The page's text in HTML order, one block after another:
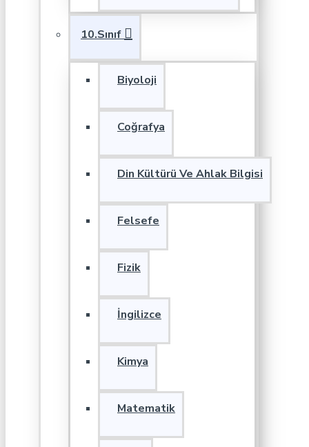
10.Sınıf
Biyoloji
Coğrafya
Din Kültürü Ve Ahlak Bilgisi
Felsefe
Fizik
İngilizce
Kimya
Matematik